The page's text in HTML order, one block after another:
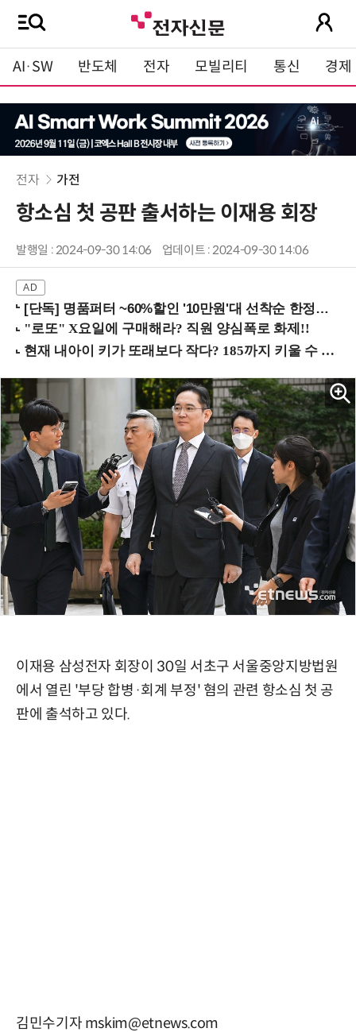
AI·SW 반도체 전자 모빌리티 통신 경제
전자 가전
항소심 첫 공판 출서하는 이재용 회장
발행일 : 2024-09-30 14:06 업데이트 : 2024-09-30 14:06
[단독] 명품퍼터 ~60%할인 '10만원'대 선착순 한정판매!
이재용 삼성전자 회장이 30일 서초구 서울중앙지방법원
에서 열린 '부당 합병·회계 부정' 혐의 관련 항소심 첫 공
판에 출석하고 있다.
김민수기자 mskim@etnews.com